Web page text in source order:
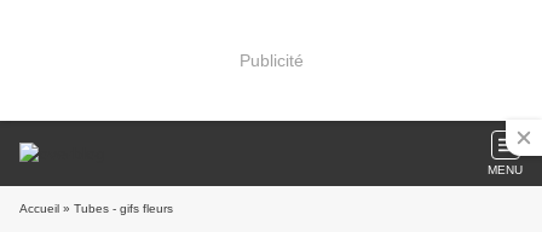
Publicité
MENU
Accueil » Tubes - gifs fleurs